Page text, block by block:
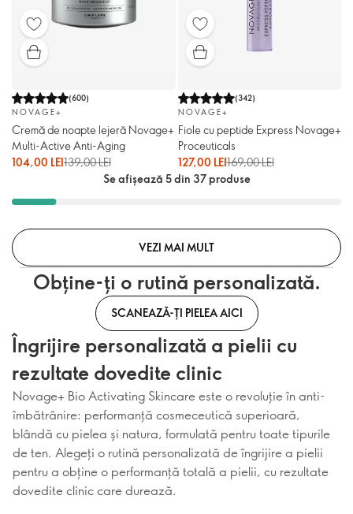
(600)
NOVAGE+
Cremă de noapte lejeră Novage+
Multi-Active Anti-Aging
104,00 LEI139,00 LEI
(342)
NOVAGE+
Fiole cu peptide Express Novage+
Proceuticals
127,00 LEI169,00 LEI
Se afișează 5 din 37 produse
VEZI MAI MULT
Obține-ți o rutină personalizată.
SCANEAZĂ-ȚI PIELEA AICI
Îngrijire personalizată a pielii cu
rezultate dovedite clinic
Novage+ Bio Activating Skincare este o revoluție în anti-
îmbătrânire: performanță cosmeceutică superioară,
blândă cu pielea și natura, formulată pentru toate tipurile
de ten. Alegeți o rutină personalizată de îngrijire a pielii
pentru a obține o performanță totală a pielii, cu rezultate
dovedite clinic care durează.